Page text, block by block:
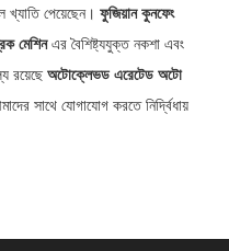
খ্যাতি পেয়েছেন। ফুজিয়ান কুনফেং
মেশিনএর বৈশিষ্ট্যযুক্ত নকশা এবং
রয়েছে অটোক্লেভড এরেটেড অটো
সাথে যোগাযোগ করতে নির্দ্বিধায়